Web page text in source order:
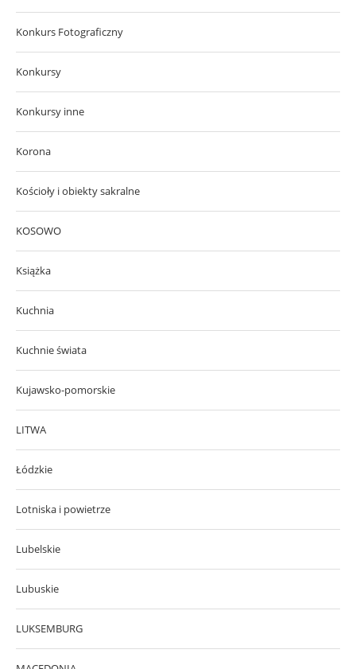
Konkurs Fotograficzny
Konkursy
Konkursy inne
Korona
Kościoły i obiekty sakralne
KOSOWO
Książka
Kuchnia
Kuchnie świata
Kujawsko-pomorskie
LITWA
Łódzkie
Lotniska i powietrze
Lubelskie
Lubuskie
LUKSEMBURG